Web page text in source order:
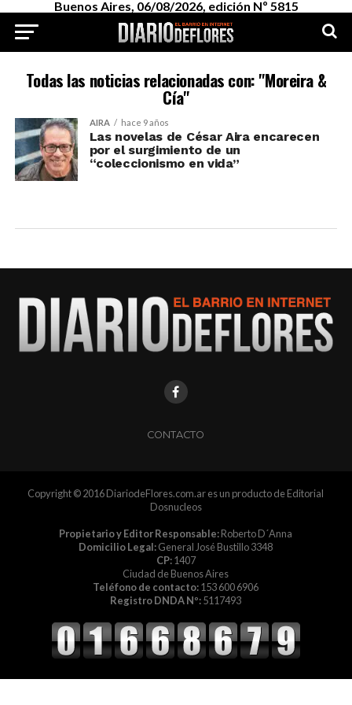
Buenos Aires, 06/08/2026, edición Nº 5815
Todas las noticias relacionadas con: "Moreira &
Cía"
AIRA hace 9 años
Las novelas de César Aira encarecen
por el surgimiento de un
“coleccionismo en vida”
CONTACTO
Copyright © 2016 DiariodeFlores.com.ar es un producto de Editorial
Dosnucleos
Propietario y Editor Responsable:Roberto D´Anna
Domicilio Legal:General José Bustillo 3348
CP:1407
Ciudad de Buenos Aires
Teléfono de contacto:153 600 6906
Registro DNDA Nº:5117493